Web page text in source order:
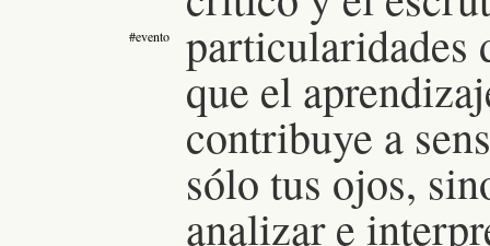
particularidades
#evento
que el
contribuye a
sólo tus ojos,
analizar e